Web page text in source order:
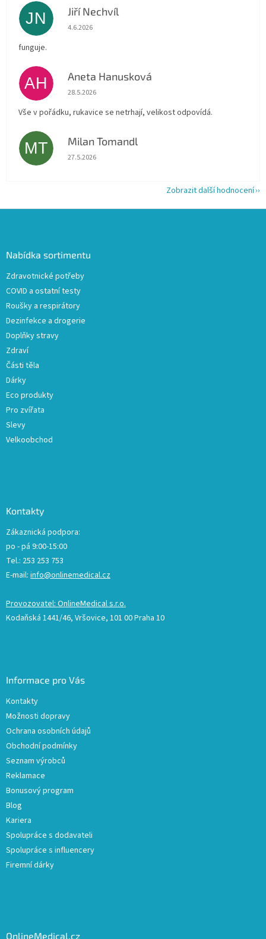
JN Jiří Nechvíl
Hodnocení obchodu je 5 z 5 hvězdiček.
4.6.2026
funguje.
AH Aneta Hanusková
Hodnocení obchodu je 5 z 5 hvězdiček.
28.5.2026
Vše v pořádku, rukavice se netrhají, velikost odpovídá.
MT Milan Tomandl
Hodnocení obchodu je 5 z 5 hvězdiček.
27.5.2026
Zobrazit další hodnocení
Nabídka sortimentu
Zdravotnické potřeby
COVID a ostatní testy
Roušky a respirátory
Dezinfekce a drogerie
Doplňky stravy
Zdraví
Části těla
Dárky
Eco produkty
Pro zvířata
Slevy
Velkoobchod
Kontakty
Zákaznická podpora:
po - pá 9:00-15:00
Tel.: 253 253 753
E-mail: info@onlinemedical.cz
Provozovatel: OnlineMedical s.r.o.
Kodaňská 1441/46, Vršovice, 101 00 Praha 10
Informace pro Vás
Kontakty
Možnosti dopravy
Ochrana osobních údajů
Obchodní podmínky
Seznam výrobců
Reklamace
Bonusový program
Blog
Kariera
Spolupráce s dodavateli
Spolupráce s influencery
Firemní dárky
OnlineMedical.cz